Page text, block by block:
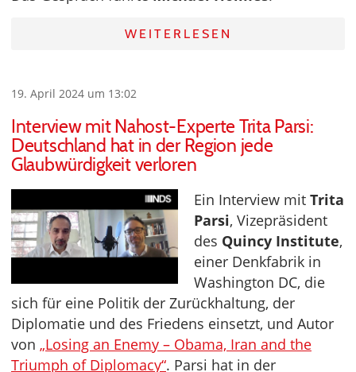
WEITERLESEN
19. April 2024 um 13:02
Interview mit Nahost-Experte Trita Parsi:
Deutschland hat in der Region jede
Glaubwürdigkeit verloren
Ein Interview mit Trita
Parsi, Vizepräsident
des Quincy Institute,
einer Denkfabrik in
Washington DC, die
sich für eine Politik der Zurückhaltung, der
Diplomatie und des Friedens einsetzt, und Autor
von „Losing an Enemy – Obama, Iran and the
Triumph of Diplomacy“. Parsi hat in der